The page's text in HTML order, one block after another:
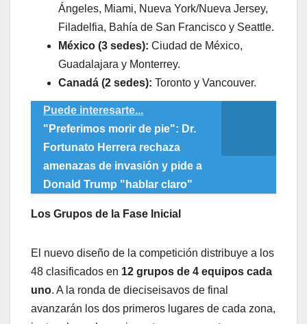
Ángeles, Miami, Nueva York/Nueva Jersey,
Filadelfia, Bahía de San Francisco y Seattle.
México (3 sedes): Ciudad de México,
Guadalajara y Monterrey.
Canadá (2 sedes): Toronto y Vancouver.
Puede interesarte...
"Preferimos morir de pie": Dr.
Fortunato Herrera rechaza
amenazas de invasión y pide a
Donald Trump "hablar claro"
Los Grupos de la Fase Inicial
​El nuevo diseño de la competición distribuye a los
48 clasificados en 12 grupos de 4 equipos cada
uno. A la ronda de dieciseisavos de final
avanzarán los dos primeros lugares de cada zona,